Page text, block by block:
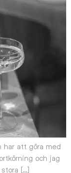
har att göra med
och jag
[…]